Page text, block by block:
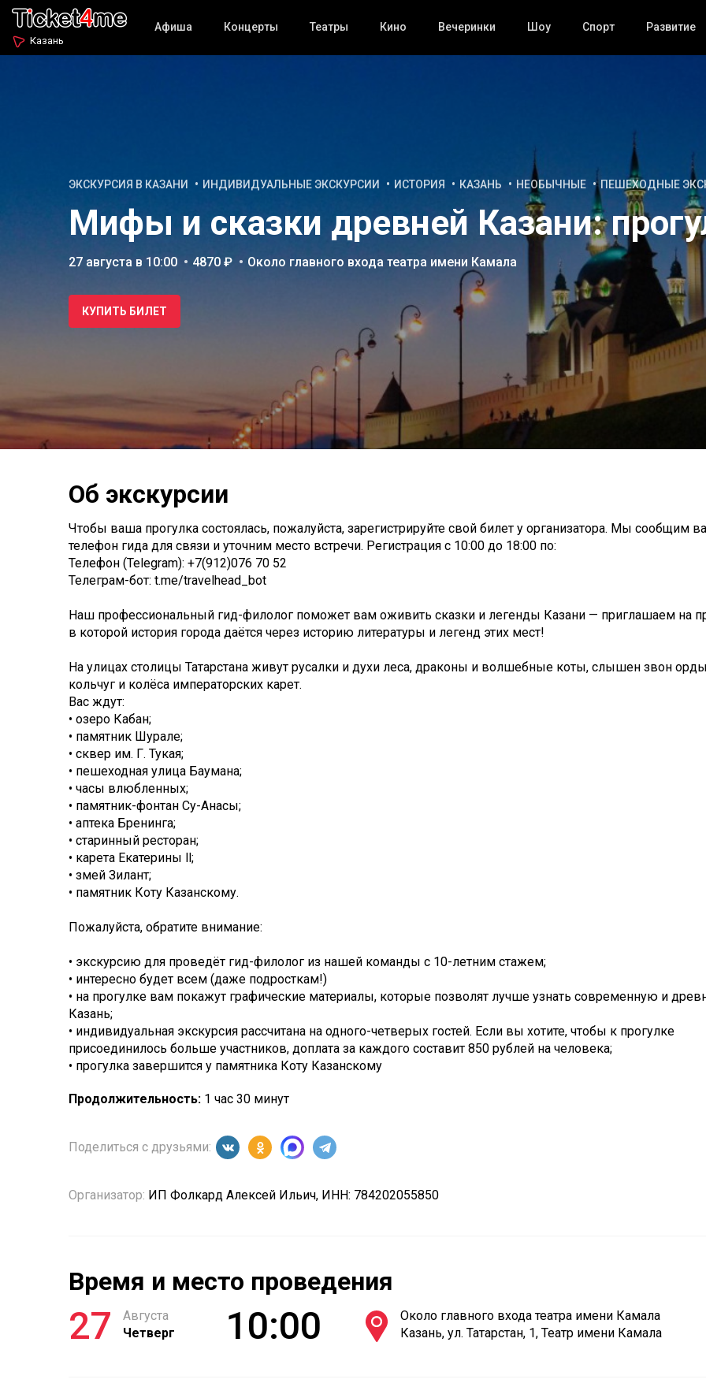
Казань
Афиша Концерты Театры Кино Вечеринки Шоу Спорт Развитие
ЭКСКУРСИЯ В КАЗАНИ ИНДИВИДУАЛЬНЫЕ ЭКСКУРСИИ ИСТОРИЯ КАЗАНЬ НЕОБЫЧНЫЕ ПЕШЕХОДНЫЕ
Мифы и сказки древней Казани:
27 августа в 10:00 4870 ₽ Около главного входа театра имени Камала
КУПИТЬ БИЛЕТ
Об экскурсии
Чтобы ваша прогулка состоялась, пожалуйста, зарегистрируйте свой билет у организатора. Мы сообщим
телефон гида для связи и уточним место встречи. Регистрация c 10:00 до 18:00 по:
Телефон (Telegram): +7(912)076 70 52
Телеграм-бот: t.me/travelhead_bot
Наш профессиональный гид-филолог поможет вам оживить сказки и легенды Казани — приглашаем на
в которой история города даётся через историю литературы и легенд этих мест!
На улицах столицы Татарстана живут русалки и духи леса, драконы и волшебные коты, слышен звон
кольчуг и колёса императорских карет.
Вас ждут:
• озеро Кабан;
• памятник Шурале;
• сквер им. Г. Тукая;
• пешеходная улица Баумана;
• часы влюбленных;
• памятник-фонтан Су-Анасы;
• аптека Бренинга;
• старинный ресторан;
• карета Екатерины ll;
• змей Зилант;
• памятник Коту Казанскому.
Пожалуйста, обратите внимание:
• экскурсию для проведёт гид-филолог из нашей команды с 10-летним стажем;
• интересно будет всем (даже подросткам!)
• на прогулке вам покажут графические материалы, которые позволят лучше узнать современную и
Казань;
• индивидуальная экскурсия рассчитана на одного-четверых гостей. Если вы хотите, чтобы к прогулке
присоединилось больше участников, доплата за каждого составит 850 рублей на человека;
• прогулка завершится у памятника Коту Казанскому
Продолжительность: 1 час 30 минут
Поделиться с друзьями:
Организатор: ИП Фолкард Алексей Ильич, ИНН: 784202055850
Время и место проведения
27
Августа
Четверг
10:00
Около главного входа театра имени Камала
Казань, ул. Татарстан, 1, Театр имени Камала